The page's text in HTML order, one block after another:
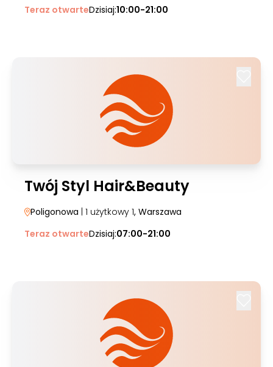
Teraz otwarteDzisiaj:10:00-21:00
Twój Styl Hair&Beauty
Poligonowa | 1 użytkowy 1, Warszawa
Teraz otwarteDzisiaj:07:00-21:00